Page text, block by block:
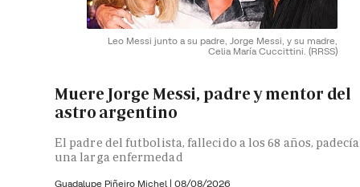
Leo Messi junto a su padre, Jorge Messi, y su madre,
Celia María Cuccittini. (RRSS)
Muere Jorge Messi, padre y mentor del
astro argentino
El padre del futbolista, fallecido a los 68 años, padecía
una larga enfermedad
Guadalupe Piñeiro Michel | 08/08/2026